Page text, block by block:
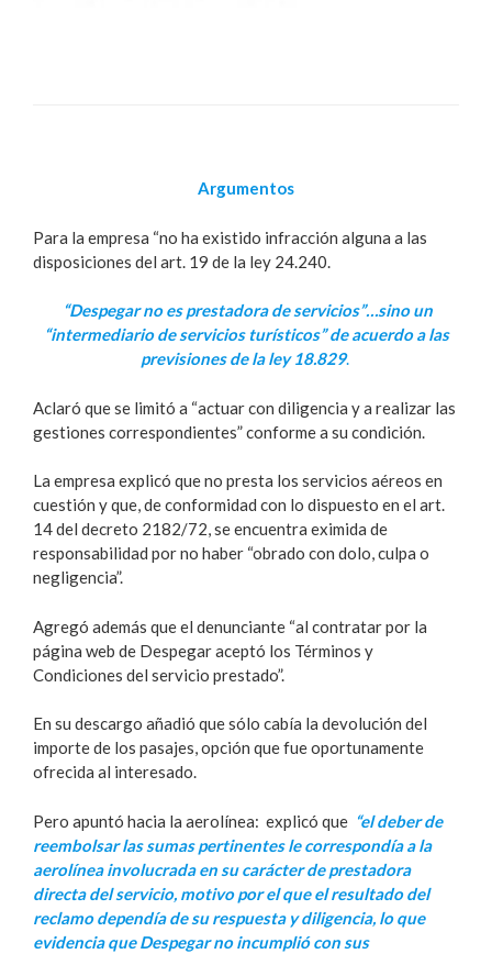
Argumentos
Para la empresa “no ha existido infracción alguna a las
disposiciones del art. 19 de la ley 24.240.
“Despegar no es prestadora de servicios”…sino un
“intermediario de servicios turísticos” de acuerdo a las
previsiones de la ley 18.829.
Aclaró que se limitó a “actuar con diligencia y a realizar las
gestiones correspondientes” conforme a su condición.
La empresa explicó que no presta los servicios aéreos en
cuestión y que, de conformidad con lo dispuesto en el art.
14 del decreto 2182/72, se encuentra eximida de
responsabilidad por no haber “obrado con dolo, culpa o
negligencia”.
Agregó además que el denunciante “al contratar por la
página web de Despegar aceptó los Términos y
Condiciones del servicio prestado”.
En su descargo añadió que sólo cabía la devolución del
importe de los pasajes, opción que fue oportunamente
ofrecida al interesado.
Pero apuntó hacia la aerolínea: explicó que “el deber de
reembolsar las sumas pertinentes le correspondía a la
aerolínea involucrada en su carácter de prestadora
directa del servicio, motivo por el que el resultado del
reclamo dependía de su respuesta y diligencia, lo que
evidencia que Despegar no incumplió con sus